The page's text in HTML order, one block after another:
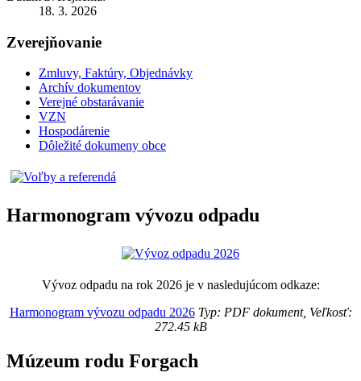
18. 3. 2026
Zverejňovanie
Zmluvy, Faktúry, Objednávky
Archív dokumentov
Verejné obstarávanie
VZN
Hospodárenie
Dôležité dokumeny obce
Harmonogram vývozu odpadu
Vývoz odpadu na rok 2026 je v nasledujúcom odkaze:
Harmonogram vývozu odpadu 2026Typ: PDF dokument, Veľkosť:
272.45 kB
Múzeum rodu Forgach